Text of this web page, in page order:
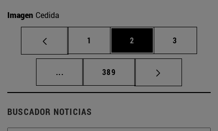
Imagen Cedida
Página
1 Página
2 Página
3
... Páginas intermedias Use TAB para
Página
389
BUSCADOR NOTICIAS